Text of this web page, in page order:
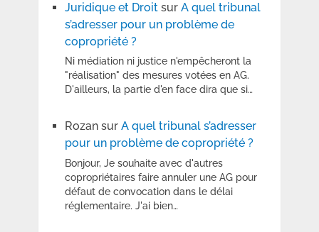
Juridique et Droitsur A quel tribunal
s’adresser pour un problème de
copropriété ?
Ni médiation ni justice n'empêcheront la
"réalisation" des mesures votées en AG.
D'ailleurs, la partie d'en face dira que si…
Rozansur A quel tribunal s’adresser
pour un problème de copropriété ?
Bonjour, Je souhaite avec d'autres
copropriétaires faire annuler une AG pour
défaut de convocation dans le délai
réglementaire. J'ai bien…